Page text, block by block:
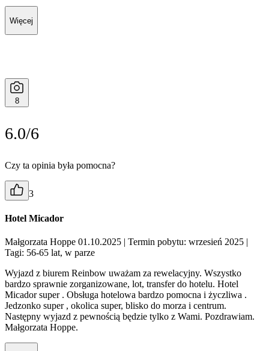
Więcej
8
6.0/6
Czy ta opinia była pomocna?
3
Hotel Micador
Małgorzata Hoppe 01.10.2025 | Termin pobytu: wrzesień 2025
Tagi: 56-65 lat, w parze
Wyjazd z biurem Reinbow uważam za rewelacyjny. Wszystko
bardzo sprawnie zorganizowane, lot, transfer do hotelu. Hotel
Micador super . Obsługa hotelowa bardzo pomocna i życzliwa .
Jedzonko super , okolica super, blisko do morza i centrum.
Następny wyjazd z pewnością będzie tylko z Wami. Pozdrawiam.
Małgorzata Hoppe.